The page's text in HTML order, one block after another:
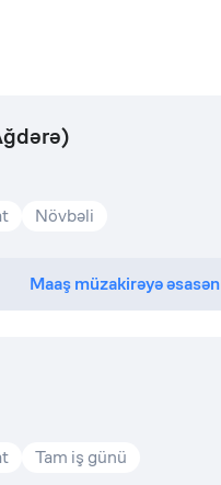
Növbəli
Maaş müzakirəyə əsasən
Tam iş günü